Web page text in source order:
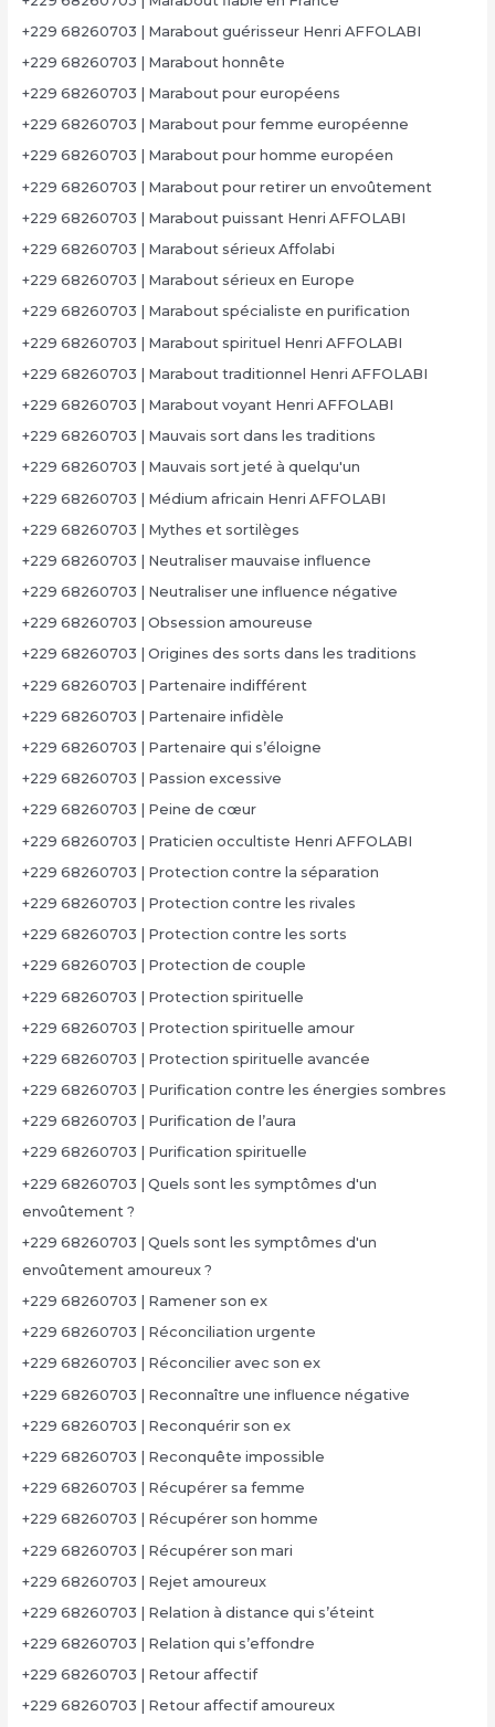
+229 68260703 | Marabout guérisseur Henri AFFOLABI
+229 68260703 | Marabout honnête
+229 68260703 | Marabout pour européens
+229 68260703 | Marabout pour femme européenne
+229 68260703 | Marabout pour homme européen
+229 68260703 | Marabout pour retirer un envoûtement
+229 68260703 | Marabout puissant Henri AFFOLABI
+229 68260703 | Marabout sérieux Affolabi
+229 68260703 | Marabout sérieux en Europe
+229 68260703 | Marabout spécialiste en purification
+229 68260703 | Marabout spirituel Henri AFFOLABI
+229 68260703 | Marabout traditionnel Henri AFFOLABI
+229 68260703 | Marabout voyant Henri AFFOLABI
+229 68260703 | Mauvais sort dans les traditions
+229 68260703 | Mauvais sort jeté à quelqu'un
+229 68260703 | Médium africain Henri AFFOLABI
+229 68260703 | Mythes et sortilèges
+229 68260703 | Neutraliser mauvaise influence
+229 68260703 | Neutraliser une influence négative
+229 68260703 | Obsession amoureuse
+229 68260703 | Origines des sorts dans les traditions
+229 68260703 | Partenaire indifférent
+229 68260703 | Partenaire infidèle
+229 68260703 | Partenaire qui s’éloigne
+229 68260703 | Passion excessive
+229 68260703 | Peine de cœur
+229 68260703 | Praticien occultiste Henri AFFOLABI
+229 68260703 | Protection contre la séparation
+229 68260703 | Protection contre les rivales
+229 68260703 | Protection contre les sorts
+229 68260703 | Protection de couple
+229 68260703 | Protection spirituelle
+229 68260703 | Protection spirituelle amour
+229 68260703 | Protection spirituelle avancée
+229 68260703 | Purification contre les énergies sombres
+229 68260703 | Purification de l’aura
+229 68260703 | Purification spirituelle
+229 68260703 | Quels sont les symptômes d'un
envoûtement ?
+229 68260703 | Quels sont les symptômes d'un
envoûtement amoureux ?
+229 68260703 | Ramener son ex
+229 68260703 | Réconciliation urgente
+229 68260703 | Réconcilier avec son ex
+229 68260703 | Reconnaître une influence négative
+229 68260703 | Reconquérir son ex
+229 68260703 | Reconquête impossible
+229 68260703 | Récupérer sa femme
+229 68260703 | Récupérer son homme
+229 68260703 | Récupérer son mari
+229 68260703 | Rejet amoureux
+229 68260703 | Relation à distance qui s’éteint
+229 68260703 | Relation qui s’effondre
+229 68260703 | Retour affectif
+229 68260703 | Retour affectif amoureux